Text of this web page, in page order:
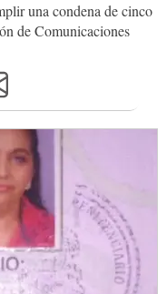
una condena de cinco
de Comunicaciones